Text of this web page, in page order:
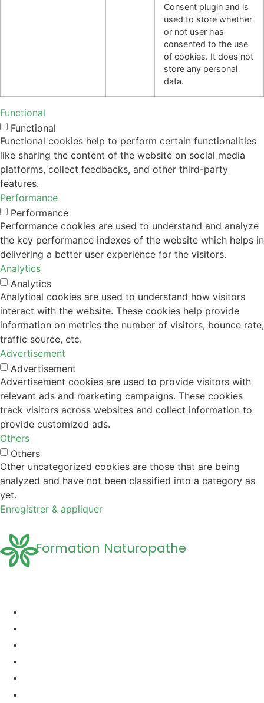
Consent plugin and is
used to store whether
or not user has
consented to the use
of cookies. It does not
store any personal
data.
Functional
Functional
Functional cookies help to perform certain functionalities
like sharing the content of the website on social media
platforms, collect feedbacks, and other third-party
features.
Performance
Performance
Performance cookies are used to understand and analyze
the key performance indexes of the website which helps in
delivering a better user experience for the visitors.
Analytics
Analytics
Analytical cookies are used to understand how visitors
interact with the website. These cookies help provide
information on metrics the number of visitors, bounce rate,
traffic source, etc.
Advertisement
Advertisement
Advertisement cookies are used to provide visitors with
relevant ads and marketing campaigns. These cookies
track visitors across websites and collect information to
provide customized ads.
Others
Others
Other uncategorized cookies are those that are being
analyzed and have not been classified into a category as
yet.
Enregistrer & appliquer
Formation Naturopathe